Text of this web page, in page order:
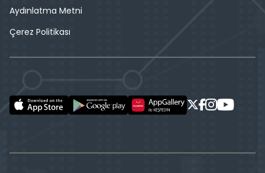
Aydınlatma Metni
Çerez Politikası